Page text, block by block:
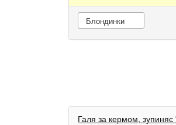
Блондинки
Галя за кермом, зупиняє